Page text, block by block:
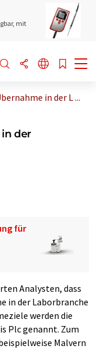
mit
in der L ...
der
für
Analysten, dass
in der Laborbranche
werden die
Plc genannt. Zum
Malvern